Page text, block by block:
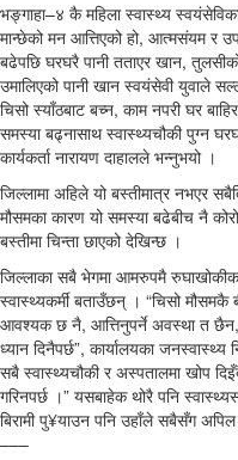
भङ्गाहा–४ कै महिला स्वास्थ्य
मान्छेको मन आत्तिएको हो, आत्मसंयम र
बढेपछि घरघरै पानी तताएर खान,
उमालिएको पानी खान स्वयंसेवी युवाले
चिसो स्याँठबाट बच्न, काम नपरी घर
समस्या बढ्नासाथ स्वास्थ्यचौकी पुग्न
कार्यकर्ता नारायण दाहालले भन्नुभयो ।
जिल्लामा अहिले यो बस्तीमात्र नभएर
मौसमका कारण यो समस्या बढेबीच नै
बस्तीमा चिन्ता छाएको देखिन्छ ।
जिल्लाका सबै भेगमा आमरुपमै रुघाखोकीका
स्वास्थ्यकर्मी बताउँछन् । “चिसो
आवश्यक छ नै, आत्तिनुपर्ने अवस्था त छैन,
ध्यान दिनैपर्छ”, कार्यालयका जनस्वास्थ्य
सबै स्वास्थ्यचौकी र अस्पतालमा खोप
गरिनपर्छ ।” यसबाहेक थोरै पनि
बिरामी पु¥याउन पनि उहाँले सबैसँग
–––